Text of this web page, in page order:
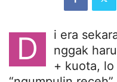
D
i era
nggak
+ kuota, lo